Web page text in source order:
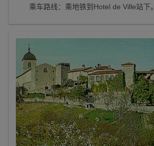
乘车路线：乘地铁到Hotel de Ville站下。